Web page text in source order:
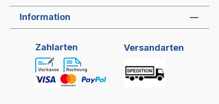
Information
Zahlarten Versandarten